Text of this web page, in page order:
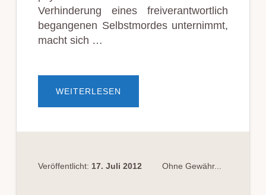
Verhinderung eines freiverantwortlich
begangenen Selbstmordes unternimmt,
macht sich …
WEITERLESEN
ARZT
Veröffentlicht: 17. Juli 2012 Ohne Gewähr...